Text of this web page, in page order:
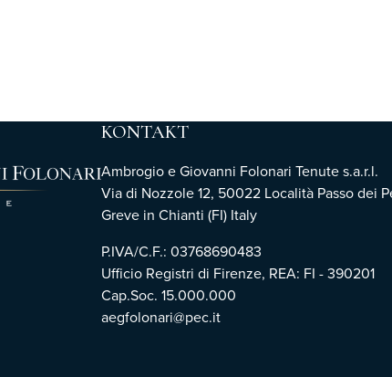
KONTAKT
Ambrogio e Giovanni Folonari Tenute s.a.r.l.
Via di Nozzole 12, 50022 Località Passo dei
Greve in Chianti (FI) Italy
P.IVA/C.F.: 03768690483
Ufficio Registri di Firenze, REA: FI - 390201
Cap.Soc. 15.000.000
aegfolonari@pec.it